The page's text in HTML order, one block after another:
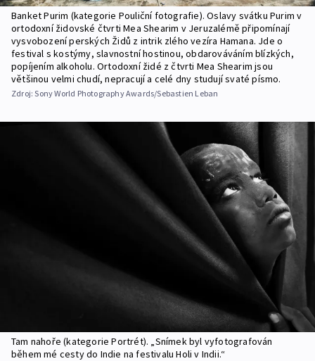
Banket Purim (kategorie Pouliční fotografie). Oslavy svátku Purim v
ortodoxní židovské čtvrti Mea Shearim v Jeruzalémě připomínají
vysvobození perských Židů z intrik zlého vezíra Hamana. Jde o
festival s kostýmy, slavnostní hostinou, obdarováváním blízkých,
popíjením alkoholu. Ortodoxní židé z čtvrti Mea Shearim jsou
většinou velmi chudí, nepracují a celé dny studují svaté písmo.
Zdroj:Sony World Photography Awards/Sebastien Leban
Tam nahoře (kategorie Portrét). „Snímek byl vyfotografován
během mé cesty do Indie na festivalu Holi v Indii.“